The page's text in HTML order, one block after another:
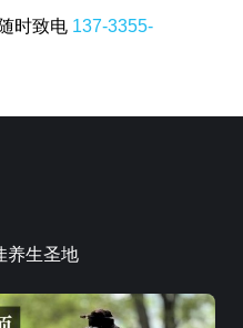
时致电 137-3355-
养生圣地